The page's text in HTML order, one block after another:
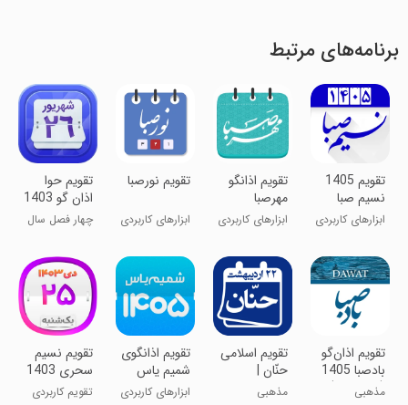
برنامه‌های مرتبط
‏‏‏‏تقویم 1405
نسیم صبا
ابزارهای کاربردی
‏تقویم اذانگو
مهرصبا
ابزارهای کاربردی
‏‏‏‏‏تقویم نورصبا
ابزارهای کاربردی
تقویم حوا
اذان گو 1403
چهار فصل سال
‏‏تقویم اذان‌گو
بادصبا 1405
(چند زبانه)
مذهبی
تقویم اسلامی
حنّان |
شمسی و
مذهبی
‏‏‏تقویم اذانگوی
شمیم یاس
1405
ابزارهای کاربردی
تقویم نسیم
سحری 1403
تقویم کاربردی